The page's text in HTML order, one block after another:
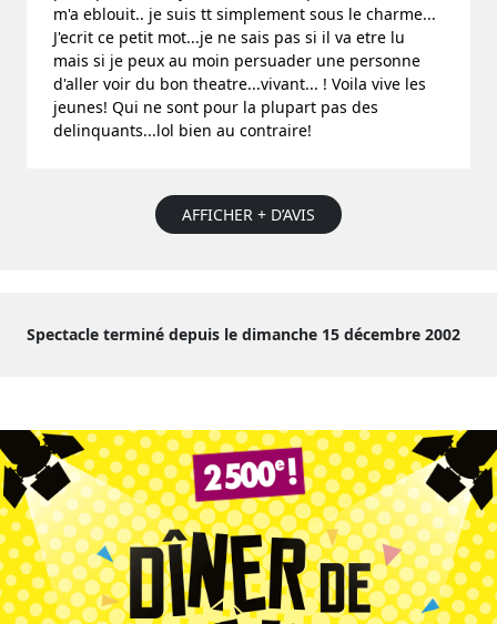
m'a eblouit.. je suis tt simplement sous le charme...
J'ecrit ce petit mot...je ne sais pas si il va etre lu
mais si je peux au moin persuader une personne
d'aller voir du bon theatre...vivant... ! Voila vive les
jeunes! Qui ne sont pour la plupart pas des
delinquants...lol bien au contraire!
AFFICHER + D’AVIS
Spectacle terminé depuis le dimanche 15 décembre 2002